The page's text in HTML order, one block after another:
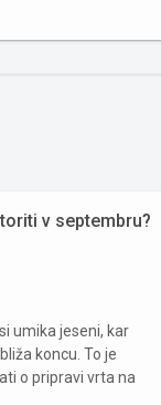
v septembru?
umika jeseni, kar
koncu. To je
o pripravi vrta na